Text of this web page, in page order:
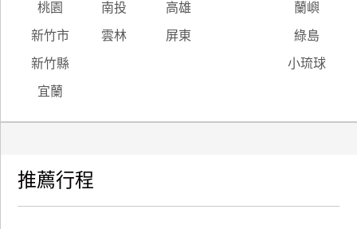
桃園 南投 高雄 蘭嶼
新竹市 雲林 屏東 綠島
新竹縣 小琉球
宜蘭
推薦行程